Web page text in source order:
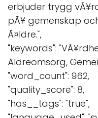
erbjuder trygg
pÃ¥ gemenskap
Ã¤ldre.",
"keywords":
Ãldreomsorg,
"word_count": 962,
"quality_score": 8,
"has__tags": "true",